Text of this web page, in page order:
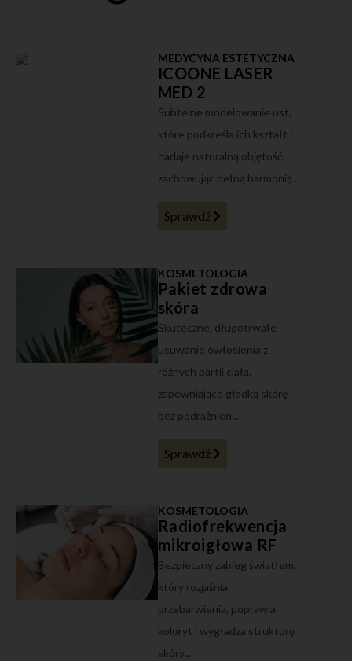
MEDYCYNA ESTETYCZNA
ICOONE LASER
MED 2
Subtelne modelowanie ust,
które podkreśla ich kształt i
nadaje naturalną objętość,
zachowując pełną harmonię...
Sprawdź
KOSMETOLOGIA
Pakiet zdrowa
skóra
Skuteczne, długotrwałe
usuwanie owłosienia z
różnych partii ciała,
zapewniające gładką skórę
bez podrażnień...
Sprawdź
KOSMETOLOGIA
Radiofrekwencja
mikroigłowa RF
Bezpieczny zabieg światłem,
który rozjaśnia
przebarwienia, poprawia
koloryt i wygładza strukturę
skóry...